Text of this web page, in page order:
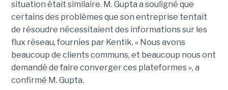
situation était similaire. M. Gupta a souligné que
certains des problèmes que son entreprise tentait
de résoudre nécessitaient des informations sur les
flux réseau, fournies par Kentik. « Nous avons
beaucoup de clients communs, et beaucoup nous ont
demandé de faire converger ces plateformes », a
confirmé M. Gupta.